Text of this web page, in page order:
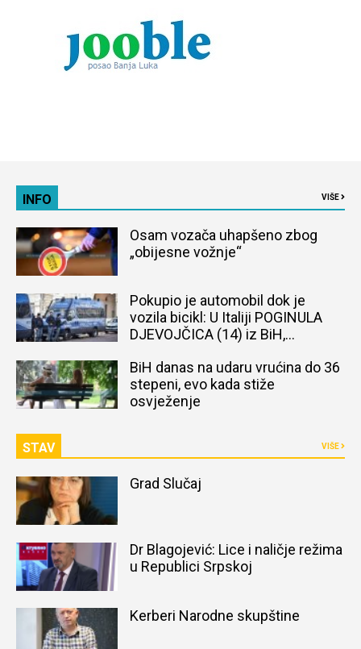
INFO VIŠE
Osam vozača uhapšeno zbog
„obijesne vožnje“
Pokupio je automobil dok je
vozila bicikl: U Italiji POGINULA
DJEVOJČICA (14) iz BiH,
BiH danas na udaru vrućina do 36
stepeni, evo kada stiže
osvježenje
STAV VIŠE
Grad Slučaj
Dr Blagojević: Lice i naličje režima
u Republici Srpskoj
Kerberi Narodne skupštine